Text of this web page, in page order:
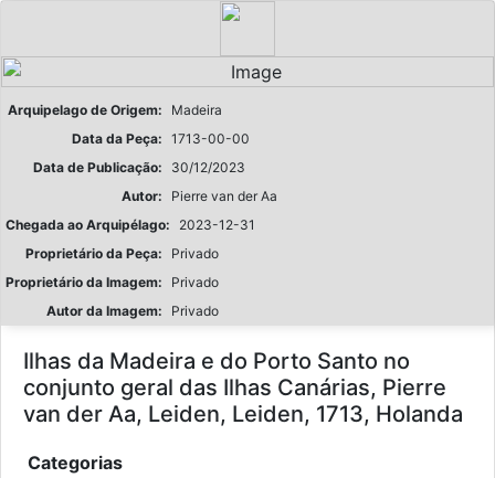
Arquipelago de Origem:
Madeira
Data da Peça: 1713-00-00
Data de Publicação:
30/12/2023
Autor:
Pierre van der Aa
Chegada ao Arquipélago:
2023-12-31
Proprietário da Peça:
Privado
Proprietário da Imagem:
Privado
Autor da Imagem:
Privado
Ilhas da Madeira e do Porto Santo no
conjunto geral das Ilhas Canárias, Pierre
van der Aa, Leiden, Leiden, 1713, Holanda
Categorias